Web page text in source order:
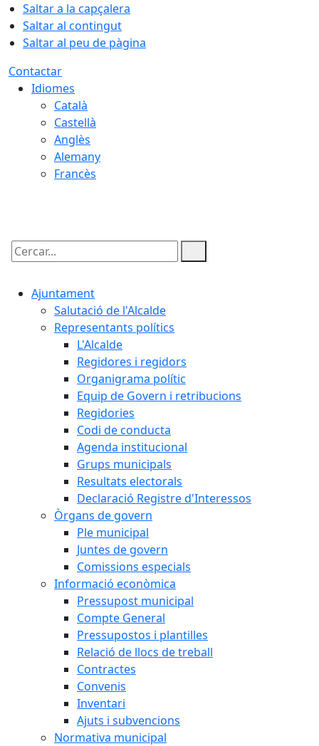
Saltar a la capçalera
Saltar al contingut
Saltar al peu de pàgina
Contactar
Idiomes
Català
Castellà
Anglès
Alemany
Francès
Cercar:
Ajuntament
Salutació de l'Alcalde
Representants polítics
L'Alcalde
Regidores i regidors
Organigrama polític
Equip de Govern i retribucions
Regidories
Codi de conducta
Agenda institucional
Grups municipals
Resultats electorals
Declaració Registre d'Interessos
Òrgans de govern
Ple municipal
Juntes de govern
Comissions especials
Informació econòmica
Pressupost municipal
Compte General
Pressupostos i plantilles
Relació de llocs de treball
Contractes
Convenis
Inventari
Ajuts i subvencions
Normativa municipal